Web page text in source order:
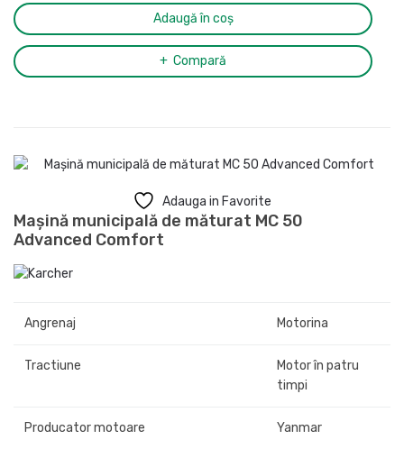
Adaugă în coș
Compară
Adauga in Favorite
Mașină municipală de măturat MC 50
Advanced Comfort
Angrenaj Motorina
Tractiune
Motor în patru
timpi
Producator motoare Yanmar